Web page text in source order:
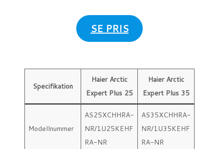
SE PRIS
Specifikation
Haier Arctic
Expert Plus 25
Haier Arctic
Expert Plus 35
Modellnummer
AS25XCHHRA-
NR/1U25KEHF
RA-NR
AS35XCHHRA-
NR/1U35KEHF
RA-NR